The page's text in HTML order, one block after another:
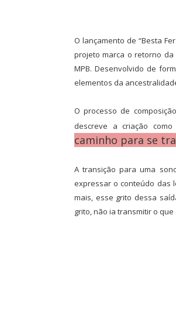
O lançamento de “Besta
projeto marca o retorno
MPB. Desenvolvido de
elementos da
O processo de
descreve a criação
caminho para se
A transição para uma
expressar o conteúdo das
mais, esse grito dessa
grito, não ia transmitir o que